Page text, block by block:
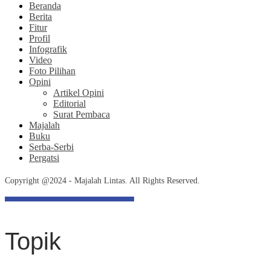
Beranda
Berita
Fitur
Profil
Infografik
Video
Foto Pilihan
Opini
Artikel Opini
Editorial
Surat Pembaca
Majalah
Buku
Serba-Serbi
Pergatsi
Copyright @2024 - Majalah Lintas. All Rights Reserved.
Topik